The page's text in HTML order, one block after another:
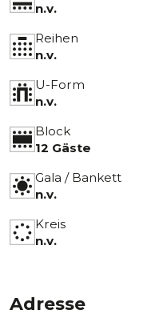
n.v.
Reihen
n.v.
U-Form
n.v.
Block
12 Gäste
Gala / Bankett
n.v.
Kreis
n.v.
Adresse